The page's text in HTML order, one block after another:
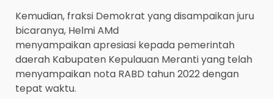
Kemudian, fraksi Demokrat yang disampaikan juru
bicaranya, Helmi AMd
menyampaikan apresiasi kepada pemerintah
daerah Kabupaten Kepulauan Meranti yang telah
menyampaikan nota RABD tahun 2022 dengan
tepat waktu.